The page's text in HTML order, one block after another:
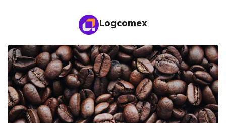
Logcomex